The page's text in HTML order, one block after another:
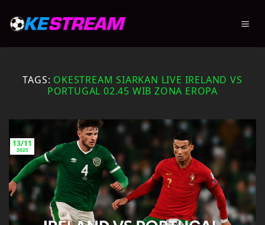
TAGS: OKESTREAM SIARKAN LIVE IRELAND VS
PORTUGAL 02.45 WIB ZONA EROPA
13/11
2025